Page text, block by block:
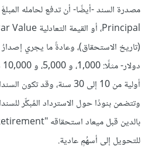
مصدرة السند -أيضًا- أن تدفع لحامله
أولية من 10 إلى 30 سنة،
وتتضمن بنودًا حول الاسترداد المُبكِّر
للتحويل إلى أسهُمٍ عادية.